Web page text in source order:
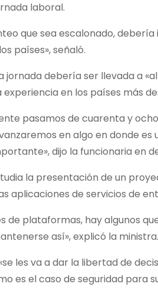
laboral.
que sea escalonado,
países», señaló.
jornada debería ser llevada a
en los países más
pasamos de cuarenta y
en algo en donde
dijo la funcionaria en
la presentación de un
aplicaciones de servicios de
de plataformas, hay algunos
así», explicó la ministra.
les va a dar la libertad de
es el caso de seguridad para